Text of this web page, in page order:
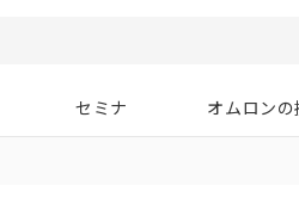
セミナ オムロン